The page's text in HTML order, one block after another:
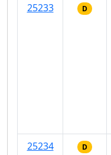
25233
D
25234
D